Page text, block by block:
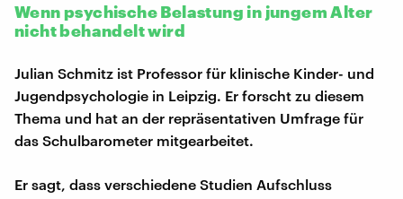
Wenn psychische Belastung in jungem Alter
nicht behandelt wird
Julian Schmitz ist Professor für klinische Kinder- und
Jugendpsychologie in Leipzig. Er forscht zu diesem
Thema und hat an der repräsentativen Umfrage für
das Schulbarometer mitgearbeitet.
Er sagt, dass verschiedene Studien Aufschluss